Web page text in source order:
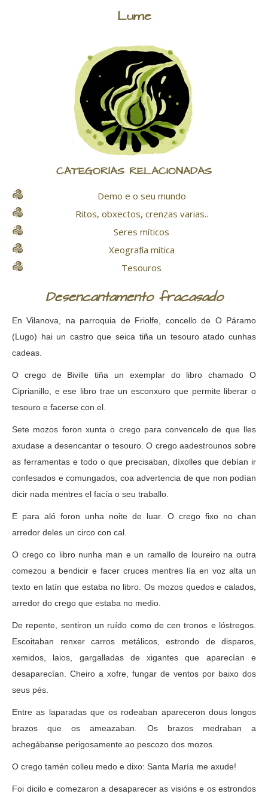
Lume
CATEGORÍAS RELACIONADAS
Demo e o seu mundo
Ritos, obxectos, crenzas varias..
Seres míticos
Xeografía mítica
Tesouros
Desencantamento fracasado
En Vilanova, na parroquia de Friolfe, concello de O Páramo
(Lugo) hai un castro que seica tiña un tesouro atado cunhas
cadeas.
O crego de Biville tiña un exemplar do libro chamado O
Ciprianillo, e ese libro trae un esconxuro que permite liberar o
tesouro e facerse con el.
Sete mozos foron xunta o crego para convencelo de que lles
axudase a desencantar o tesouro. O crego aadestrounos sobre
as ferramentas e todo o que precisaban, díxolles que debían ir
confesados e comungados, coa advertencia de que non podían
dicir nada mentres el facía o seu traballo.
E para aló foron unha noite de luar. O crego fixo no chan
arredor deles un circo con cal.
O crego co libro nunha man e un ramallo de loureiro na outra
comezou a bendicir e facer cruces mentres lía en voz alta un
texto en latín que estaba no libro. Os mozos quedos e calados,
arredor do crego que estaba no medio.
De repente, sentiron un ruído como de cen tronos e lóstregos.
Escoitaban renxer carros metálicos, estrondo de disparos,
xemidos, laios, gargalladas de xigantes que aparecían e
desaparecían. Cheiro a xofre, fungar de ventos por baixo dos
seus pés.
Entre as laparadas que os rodeaban apareceron dous longos
brazos que os ameazaban. Os brazos medraban a
achegábanse perigosamente ao pescozo dos mozos.
O crego tamén colleu medo e dixo: Santa María me axude!
Foi dicilo e comezaron a desaparecer as visións e os estrondos